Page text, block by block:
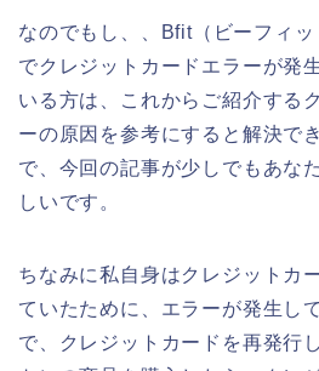
なのでもし、、Bfit（ビーフィ
でクレジットカードエラーが発
いる方は、これからご紹介する
ーの原因を参考にすると解決で
で、今回の記事が少しでもあな
しいです。
ちなみに私自身はクレジットカ
ていたために、エラーが発生し
で、クレジットカードを再発行